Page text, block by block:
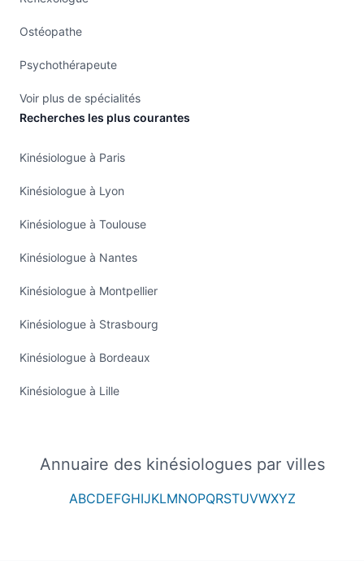
Ostéopathe
Psychothérapeute
Voir plus de spécialités
Recherches les plus courantes
Kinésiologue à Paris
Kinésiologue à Lyon
Kinésiologue à Toulouse
Kinésiologue à Nantes
Kinésiologue à Montpellier
Kinésiologue à Strasbourg
Kinésiologue à Bordeaux
Kinésiologue à Lille
Annuaire des kinésiologues par villes
ABCDEFGHIJKLMNOPQRSTUVWXYZ